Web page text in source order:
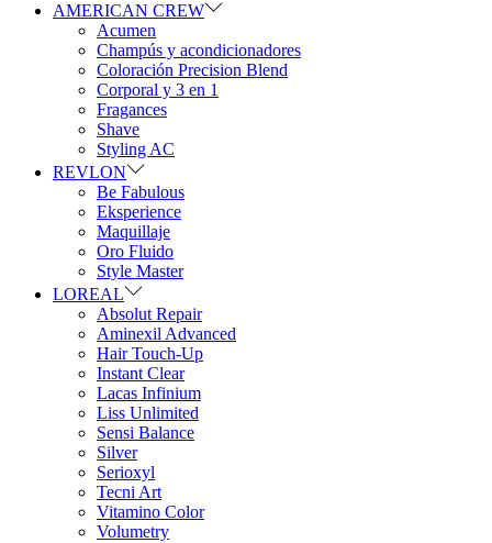
AMERICAN CREW
Acumen
Champús y acondicionadores
Coloración Precision Blend
Corporal y 3 en 1
Fragances
Shave
Styling AC
REVLON
Be Fabulous
Eksperience
Maquillaje
Oro Fluido
Style Master
LOREAL
Absolut Repair
Aminexil Advanced
Hair Touch-Up
Instant Clear
Lacas Infinium
Liss Unlimited
Sensi Balance
Silver
Serioxyl
Tecni Art
Vitamino Color
Volumetry